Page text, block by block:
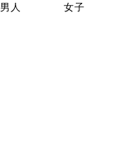
男人 女子